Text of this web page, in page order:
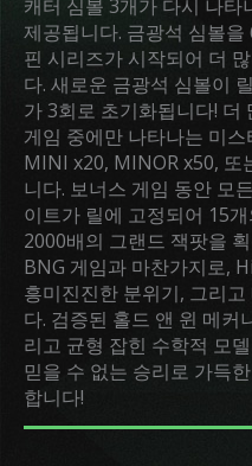
캐터 심볼 3개가 다시 나
제공됩니다. 금광석 심볼
핀 시리즈가 시작되어 더
다. 새로운 금광석 심볼이
가 3회로 초기화됩니다! 더
게임 중에만 나타나는 미
MINI x20, MINOR x50, 또
니다. 보너스 게임 동안 모
이트가 릴에 고정되어 15
2000배의 그랜드 잭팟을
BNG 게임과 마찬가지로,
흥미진진한 분위기, 그리
다. 검증된 홀드 앤 윈 메커
리고 균형 잡힌 수학적 모
믿을 수 없는 승리로 가득
합니다!